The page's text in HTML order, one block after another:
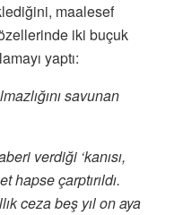
maalesef
iki buçuk
yaptı:
savunan
verdiği ‘kanısı,
hapse çarptırıldı.
ceza beş yıl on aya